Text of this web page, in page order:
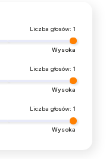
Liczba głosów: 1
Wysoka
Liczba głosów: 1
Wysoka
Liczba głosów: 1
Wysoka